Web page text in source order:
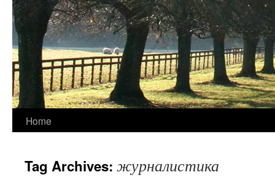
Skip
content
Home
Tag Archives: журналистика